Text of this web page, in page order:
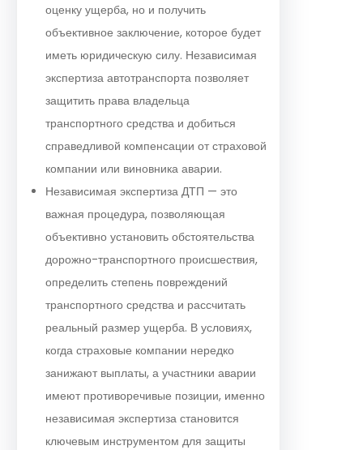
оценку ущерба, но и получить
объективное заключение, которое будет
иметь юридическую силу. Независимая
экспертиза автотранспорта позволяет
защитить права владельца
транспортного средства и добиться
справедливой компенсации от страховой
компании или виновника аварии.
Независимая экспертиза ДТП — это
важная процедура, позволяющая
объективно установить обстоятельства
дорожно-транспортного происшествия,
определить степень повреждений
транспортного средства и рассчитать
реальный размер ущерба. В условиях,
когда страховые компании нередко
занижают выплаты, а участники аварии
имеют противоречивые позиции, именно
независимая экспертиза становится
ключевым инструментом для защиты